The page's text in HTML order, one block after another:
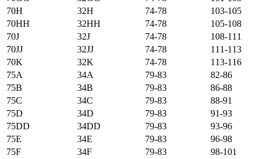
70H
32H 74-78
103-105
70HH
32HH 74-78
105-108
70J
32J 74-78
108-111
70JJ
32JJ 74-78
111-113
70K
32K 74-78
113-116
75А
34А 79-83
82-86
75B
34B 79-83
86-88
75C
34C 79-83
88-91
75D
34D 79-83
91-93
75DD
34DD 79-83
93-96
75E
34E 79-83
96-98
75F
34F 79-83
98-101